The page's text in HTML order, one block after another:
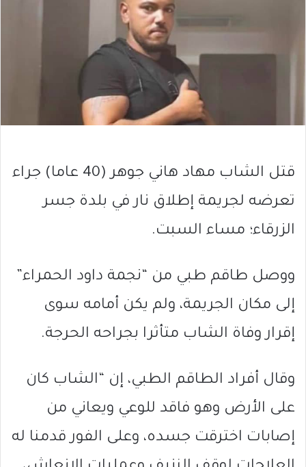
قتل الشاب مهاد هاني جوهر (40 عاما) جراء
تعرضه لجريمة إطلاق نار في بلدة جسر
الزرقاء؛ مساء السبت.
ووصل طاقم طبي من “نجمة داود الحمراء”
إلى مكان الجريمة، ولم يكن أمامه سوى
إقرار وفاة الشاب متأثرا بجراحه الحرجة.
وقال أفراد الطاقم الطبي، إن “الشاب كان
على الأرض وهو فاقد للوعي ويعاني من
إصابات اخترقت جسده، وعلى الفور قدمنا له